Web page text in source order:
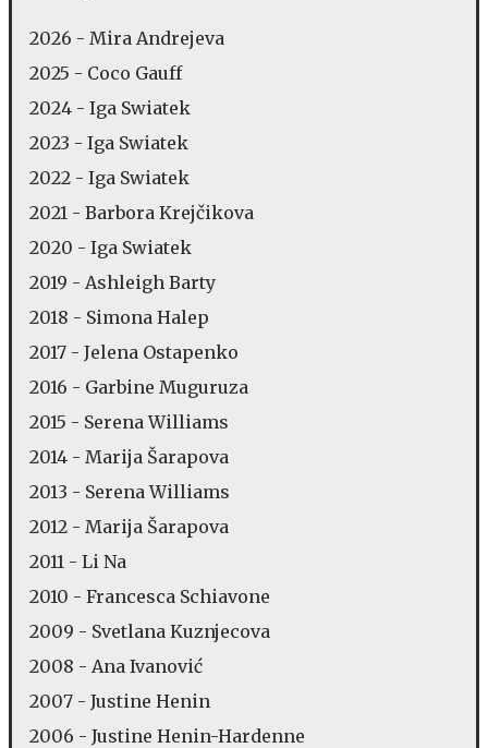
2026 - Mira Andrejeva
2025 - Coco Gauff
2024 - Iga Swiatek
2023 - Iga Swiatek
2022 - Iga Swiatek
2021 - Barbora Krejčikova
2020 - Iga Swiatek
2019 - Ashleigh Barty
2018 - Simona Halep
2017 - Jelena Ostapenko
2016 - Garbine Muguruza
2015 - Serena Williams
2014 - Marija Šarapova
2013 - Serena Williams
2012 - Marija Šarapova
2011 - Li Na
2010 - Francesca Schiavone
2009 - Svetlana Kuznjecova
2008 - Ana Ivanović
2007 - Justine Henin
2006 - Justine Henin-Hardenne